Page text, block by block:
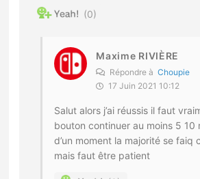
0
Maxime RIVIÈRE
Répondre àChoupie
17 Juin 2021 10:12
Salut alors j’ai réussis il faut
bouton continuer au moins 5 10
d’un moment la majorité se faiq
mais faut être patient